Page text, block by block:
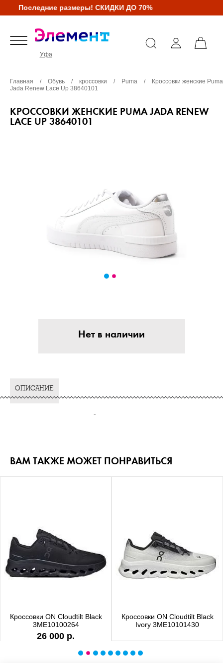
Последние размеры! СКИДКИ ДО 70%
Уфа
Главная / Обувь / кроссовки / Puma /
Кроссовки женские Puma
Jada Renew Lace Up 38640101
КРОССОВКИ ЖЕНСКИЕ PUMA JADA RENEW
LACE UP 38640101
Нет в наличии
ОПИСАНИЕ
-
ВАМ ТАКЖЕ МОЖЕТ ПОНРАВИТЬСЯ
Кроссовки ON Cloudtilt Black
3ME10100264
26 000 р.
Кроссовки ON Cloudtilt Black
Ivory 3ME10101430